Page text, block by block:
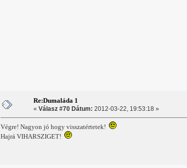
Re:Dumaláda 1
« Válasz #70 Dátum: 2012-03-22, 19:53:18 »
Végre! Nagyon jó hogy visszatértetek!
Hajrá VIHARSZIGET!